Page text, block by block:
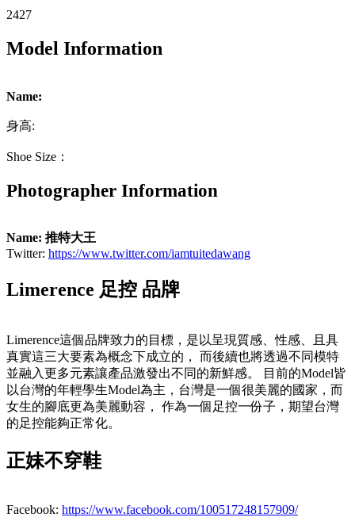
2427
Model Information
Name:
身高:
Shoe Size：
Photographer Information
Name: 推特大王
Twitter: https://www.twitter.com/iamtuitedawang
Limerence 足控 品牌
Limerence這個品牌致力的目標，是以呈現質感、性感、且具
真實這三大要素為概念下成立的， 而後續也將透過不同模特
並融入更多元素讓產品激發出不同的新鮮感。 目前的Model皆
以台灣的年輕學生Model為主，台灣是一個很美麗的國家，而
女生的腳底更為美麗動容， 作為一個足控一份子，期望台灣
的足控能夠正常化。
正妹不穿鞋
Facebook: https://www.facebook.com/100517248157909/